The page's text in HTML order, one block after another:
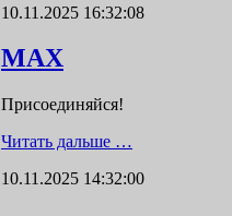
10.11.2025 16:32:08
MAX
Присоединяйся!
Читать дальше …
10.11.2025 14:32:00